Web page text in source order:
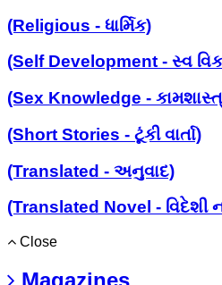
(Religious - ધાર્મિક)
(Self Development - સ્વ
(Sex Knowledge -
(Short Stories - ટૂંકી વાર્તા)
(Translated - અનુવાદ)
(Translated Novel - વિદેશી
Close
Magazines